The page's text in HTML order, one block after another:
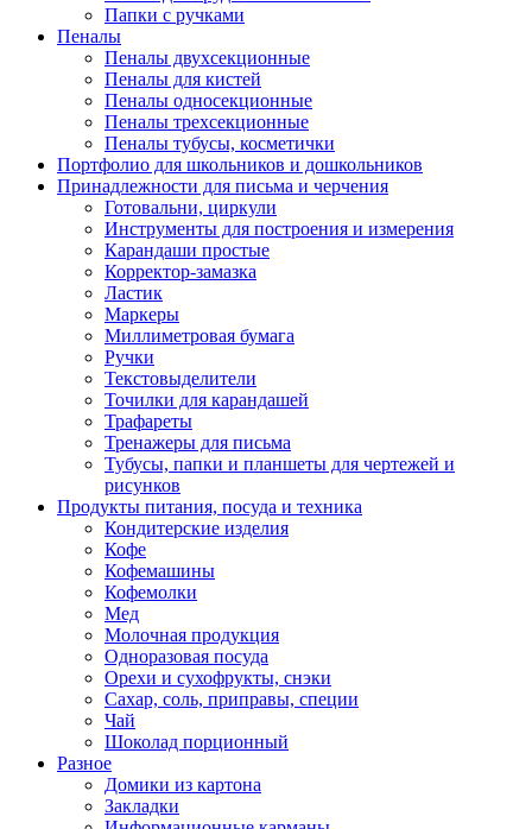
Папки с ручками
Пеналы
Пеналы двухсекционные
Пеналы для кистей
Пеналы односекционные
Пеналы трехсекционные
Пеналы тубусы, косметички
Портфолио для школьников и дошкольников
Принадлежности для письма и черчения
Готовальни, циркули
Инструменты для построения и измерения
Карандаши простые
Корректор-замазка
Ластик
Маркеры
Миллиметровая бумага
Ручки
Текстовыделители
Точилки для карандашей
Трафареты
Тренажеры для письма
Тубусы, папки и планшеты для чертежей и
рисунков
Продукты питания, посуда и техника
Кондитерские изделия
Кофе
Кофемашины
Кофемолки
Мед
Молочная продукция
Одноразовая посуда
Орехи и сухофрукты, снэки
Сахар, соль, приправы, специи
Чай
Шоколад порционный
Разное
Домики из картона
Закладки